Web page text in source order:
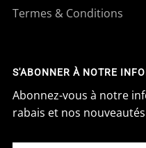
Termes & Conditions
S'ABONNER À NOTRE
Abonnez-vous à notre
rabais et nos